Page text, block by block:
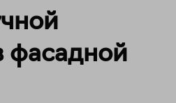
фасадной